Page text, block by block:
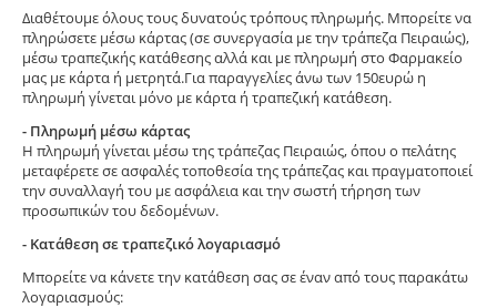
Διαθέτουμε όλους τους δυνατούς τρόπους πληρωμής. Μπορείτε να
πληρώσετε μέσω κάρτας (σε συνεργασία με την τράπεζα Πειραιώς),
μέσω τραπεζικής κατάθεσης αλλά και με πληρωμή στο Φαρμακείο
μας με κάρτα ή μετρητά.Για παραγγελίες άνω των 150ευρώ η
πληρωμή γίνεται μόνο με κάρτα ή τραπεζική κατάθεση.
- Πληρωμή μέσω κάρτας
Η πληρωμή γίνεται μέσω της τράπεζας Πειραιώς, όπου ο πελάτης
μεταφέρετε σε ασφαλές τοποθεσία της τράπεζας και πραγματοποιεί
την συναλλαγή του με ασφάλεια και την σωστή τήρηση των
προσωπικών του δεδομένων.
- Κατάθεση σε τραπεζικό λογαριασμό
Μπορείτε να κάνετε την κατάθεση σας σε έναν από τους παρακάτω
λογαριασμούς: